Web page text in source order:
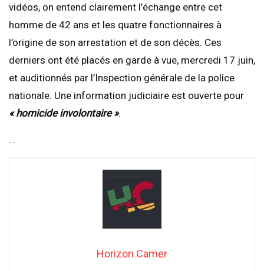
vidéos, on entend clairement l’échange entre cet
homme de 42 ans et les quatre fonctionnaires à
l’origine de son arrestation et de son décès. Ces
derniers ont été placés en garde à vue, mercredi 17 juin,
et auditionnés par l’Inspection générale de la police
nationale. Une information judiciaire est ouverte pour
« homicide involontaire ».
…
Horizon Camer